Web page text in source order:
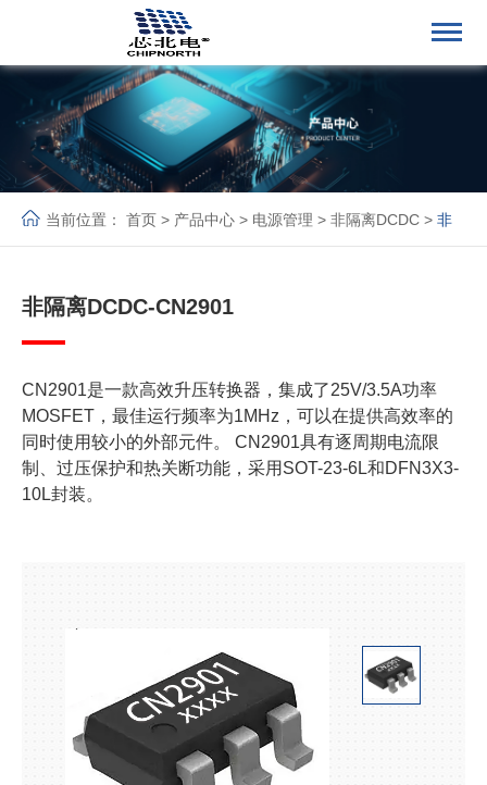
当前位置： 首页 > 产品中心 > 电源管理 > 非隔离DCDC > 非
非隔离DCDC-CN2901
CN2901是一款高效升压转换器，集成了25V/3.5A功率
MOSFET，最佳运行频率为1MHz，可以在提供高效率的
同时使用较小的外部元件。 CN2901具有逐周期电流限
制、过压保护和热关断功能，采用SOT-23-6L和DFN3X3-
10L封装。